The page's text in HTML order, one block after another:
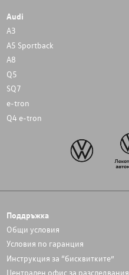
Audi
A3
A5 Sportback
A8
Q5
SQ7
e-tron
Q4 e-tron
Поддръжка
Общи условия
Условия по гаранция
Инструкция за “бисквитките”
Централен офис за разследвания